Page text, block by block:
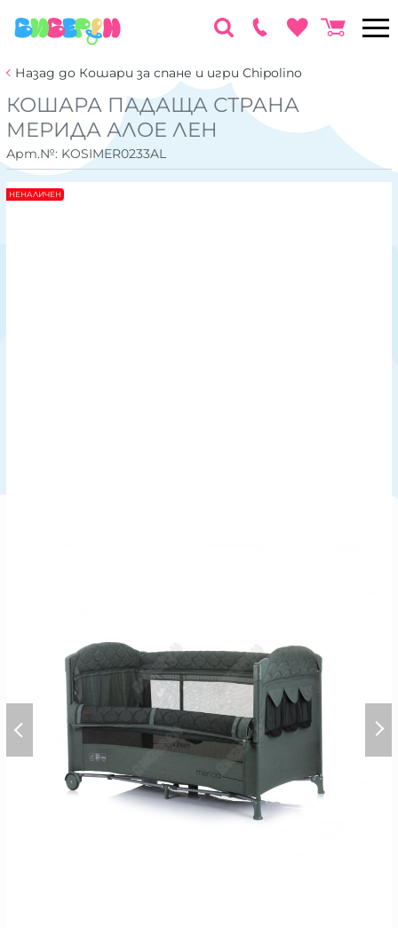
Назад до Кошари за спане и игри Chipolino
КОШАРА ПАДАЩА СТРАНА
МЕРИДА АЛОЕ ЛЕН
Арт.№: KOSIMER0233AL
НЕНАЛИЧЕН